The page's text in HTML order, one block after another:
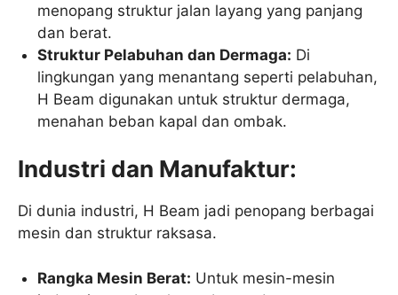
menopang struktur jalan layang yang panjang
dan berat.
Struktur Pelabuhan dan Dermaga: Di
lingkungan yang menantang seperti pelabuhan,
H Beam digunakan untuk struktur dermaga,
menahan beban kapal dan ombak.
Industri dan Manufaktur:
Di dunia industri, H Beam jadi penopang berbagai
mesin dan struktur raksasa.
Rangka Mesin Berat: Untuk mesin-mesin